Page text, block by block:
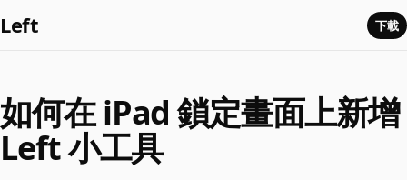
Left 下載
如何在 iPad 鎖定畫面上新增
Left 小工具